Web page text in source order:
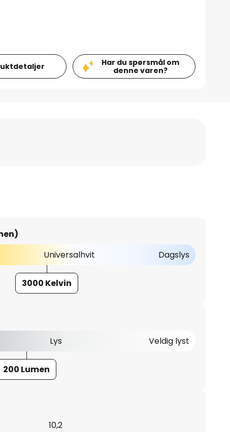
Har du spørsmål om
denne varen?
Universalhvit Dagslys
3000 Kelvin
Lys Veldig lyst
200 Lumen
10,2